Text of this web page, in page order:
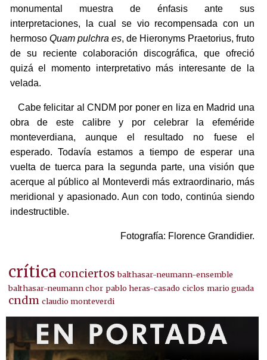
monumental muestra de énfasis ante sus
interpretaciones, la cual se vio recompensada con un
hermoso Quam pulchra es, de Hieronyms Praetorius, fruto
de su reciente colaboración discográfica, que ofreció
quizá el momento interpretativo más interesante de la
velada.
Cabe felicitar al CNDM por poner en liza en Madrid una
obra de este calibre y por celebrar la efeméride
monteverdiana, aunque el resultado no fuese el
esperado. Todavía estamos a tiempo de esperar una
vuelta de tuerca para la segunda parte, una visión que
acerque al público al Monteverdi más extraordinario, más
meridional y apasionado. Aun con todo, continúa siendo
indestructible.
Fotografía: Florence Grandidier.
crítica conciertos balthasar-neumann-ensemble
balthasar-neumann chor pablo heras-casado ciclos mario guada
cndm claudio monteverdi